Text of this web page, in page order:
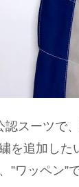
スーツで
を追加し
”ワッペン”